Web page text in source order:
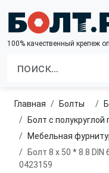
100% качественный крепеж
Главная болты
Болт с полукруглой головкой и
Мебельная
Болт 8 х 50 * 8.8 DIN 603 (кв. подголов.) оц. код позиции
0423159